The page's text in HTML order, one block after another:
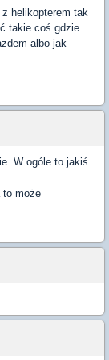
z helikopterem tak
takie coś gdzie
albo jak
W ogóle to jakiś
to może